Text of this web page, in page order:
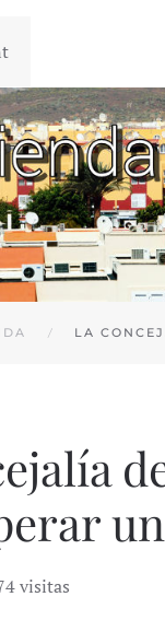
LA
visitas